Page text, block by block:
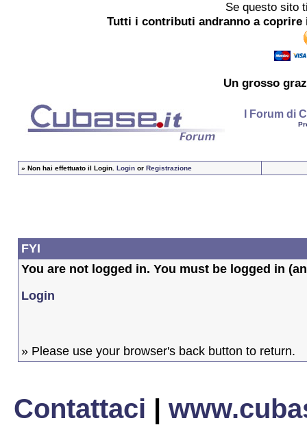
Se questo sito
Tutti i contributi andranno a
Un grosso
I Forum di
» Non hai effettuato il Login. Loginor Registrazione
FYI
You are not logged in. You must be logged in
Login
» Please use your browser's back button to return.
Contattaci |